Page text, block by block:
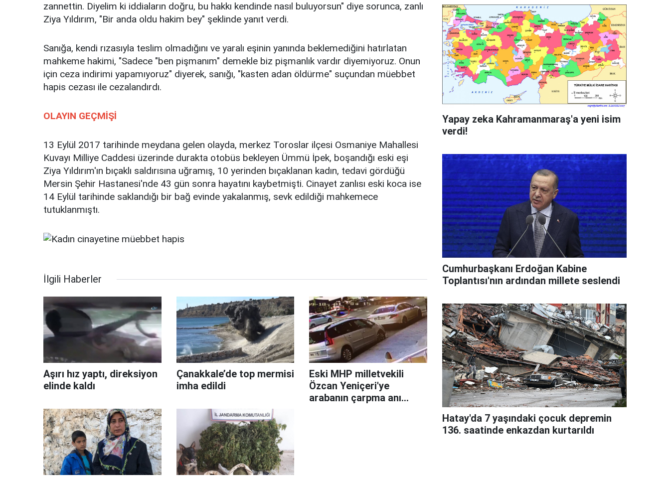
zannettin. Diyelim ki iddiaların doğru, bu hakkı kendinde nasıl buluyorsun" diye sorunca, zanlı
Ziya Yıldırım, "Bir anda oldu hakim bey" şeklinde yanıt verdi.
Sanığa, kendi rızasıyla teslim olmadığını ve yaralı eşinin yanında beklemediğini hatırlatan
mahkeme hakimi, "Sadece "ben pişmanım" demekle biz pişmanlık vardır diyemiyoruz. Onun
için ceza indirimi yapamıyoruz" diyerek, sanığı, "kasten adan öldürme" suçundan müebbet
hapis cezası ile cezalandırdı.
OLAYIN GEÇMİŞİ
13 Eylül 2017 tarihinde meydana gelen olayda, merkez Toroslar ilçesi Osmaniye Mahallesi
Kuvayı Milliye Caddesi üzerinde durakta otobüs bekleyen Ümmü İpek, boşandığı eski eşi
Ziya Yıldırım'ın bıçaklı saldırısına uğramış, 10 yerinden bıçaklanan kadın, tedavi gördüğü
Mersin Şehir Hastanesi'nde 43 gün sonra hayatını kaybetmişti. Cinayet zanlısı eski koca ise
14 Eylül tarihinde saklandığı bir bağ evinde yakalanmış, sevk edildiği mahkemece
tutuklanmıştı.
İlgili Haberler
Aşırı hız yaptı, direksiyon
elinde kaldı
Çanakkale’de top mermisi
imha edildi
Eski MHP milletvekili
Özcan Yeniçeri'ye
arabanın çarpma anı
Yapay zeka Kahramanmaraş'a yeni isim
verdi!
Cumhurbaşkanı Erdoğan Kabine
Toplantısı'nın ardından millete seslendi
Hatay'da 7 yaşındaki çocuk depremin
136. saatinde enkazdan kurtarıldı